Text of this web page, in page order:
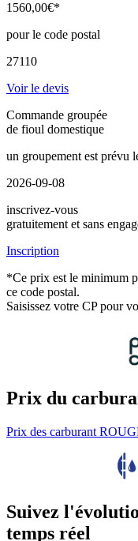
1560,00€*
pour le code postal
27110
Voir le devis
Commande groupée
de fioul domestique
un groupement est prévu
2026-09-08
inscrivez-vous
gratuitement et sans
Inscription
*Ce prix est le minimum
ce code postal.
Saisissez votre CP pour
Prix du
Prix des carburant
Suivez
temps réel